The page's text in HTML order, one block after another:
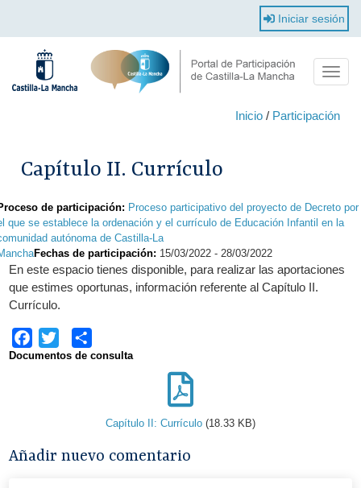
contenido
principal
Toggle
Iniciar sesión
Inicio/ Participación
Capítulo II. Currículo
de participación: Proceso participativo del proyecto de Decreto por
que se establece la ordenación y el currículo de Educación Infantil en la
autónoma de Castilla-La
Fechas de participación: 15/03/2022 -28/03/2022
En este espacio tienes disponible, para realizar las aportaciones
que estimes oportunas, información referente al Capítulo II.
Currículo.
Facebook
Twitter
Documentos de consulta
Capítulo II: Currículo (18.33 KB)
Añadir nuevo comentario